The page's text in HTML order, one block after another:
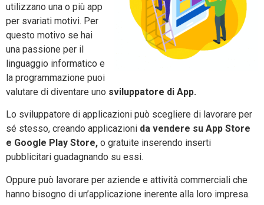
utilizzano una o più app
per svariati motivi. Per
questo motivo se hai
una passione per il
linguaggio informatico e
la programmazione puoi
valutare di diventare uno sviluppatore di App.
Lo sviluppatore di applicazioni può scegliere di lavorare per
sé stesso, creando applicazioni da vendere su App Store
e Google Play Store, o gratuite inserendo inserti
pubblicitari guadagnando su essi.
Oppure può lavorare per aziende e attività commerciali che
hanno bisogno di un’applicazione inerente alla loro impresa.